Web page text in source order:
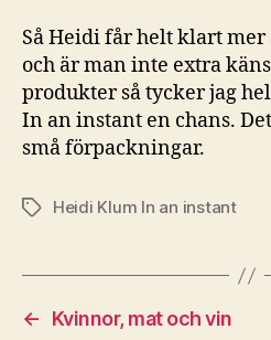
Så Heidi får helt klart
och är man inte extra
produkter så tycker jag
In an instant en chans.
små förpackningar.
EtiketterHeidi Klum In an instant
←
Kvinnor, mat och vin